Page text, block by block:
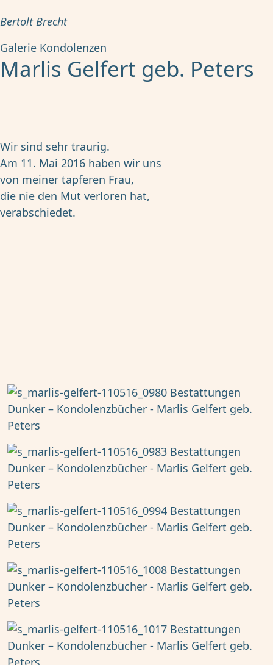
Bertolt Brecht
Galerie Kondolenzen
Marlis Gelfert geb. Peters
Wir sind sehr traurig.
Am 11. Mai 2016 haben wir uns
von meiner tapferen Frau,
die nie den Mut verloren hat,
verabschiedet.